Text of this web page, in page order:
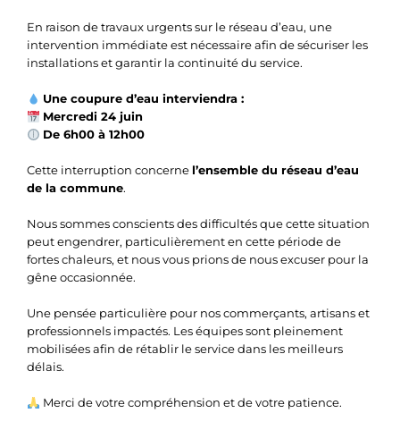
En raison de travaux urgents sur le réseau d’eau, une
intervention immédiate est nécessaire afin de sécuriser les
installations et garantir la continuité du service.
Une coupure d’eau interviendra :
Mercredi 24 juin
De 6h00 à 12h00
Cette interruption concerne l’ensemble du réseau d’eau
de la commune.
Nous sommes conscients des difficultés que cette situation
peut engendrer, particulièrement en cette période de
fortes chaleurs, et nous vous prions de nous excuser pour la
gêne occasionnée.
Une pensée particulière pour nos commerçants, artisans et
professionnels impactés. Les équipes sont pleinement
mobilisées afin de rétablir le service dans les meilleurs
délais.
Merci de votre compréhension et de votre patience.